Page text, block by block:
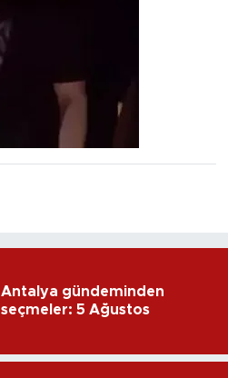
Antalya gündeminden
seçmeler: 5 Ağustos